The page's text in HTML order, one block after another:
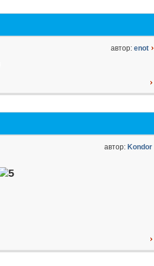
автор: enot
автор: Kondor